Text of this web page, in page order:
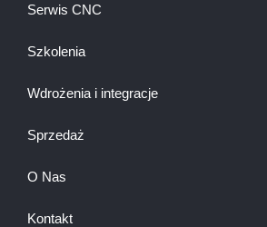
Serwis CNC
Szkolenia
Wdrożenia i integracje
Sprzedaż
O Nas
Kontakt